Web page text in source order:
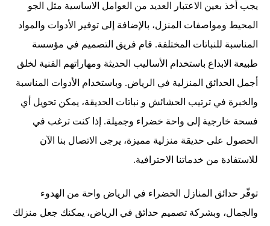
يجب أخذ بعين الاعتبار العديد من العوامل الاساسية مثل الجو
المحيط ومواصفات المنزل، بالإضافة إلى توفير الأدوات والمواد
المناسبة للنباتات المختلفة. قام فريق التصميم في مؤسسة
طبيعة الابداع باستخدام الأساليب الحديثة ومهاراتهم الفنية لخلق
أجمل الحدائق المنزلية في الرياض. وباستخدام الأدوات المناسبة
والخبرة في ترتيب الحشائش و نباتات الحديقة، يمكن تحويل أي
فسحة خارجية إلى واحة خضراء وجميلة. إذا كنت ترغب في
الحصول على حديقة منزلية مميزة، يرجى الاتصال بنا الآن
للاستفادة من خدماتنا الاحترافية.
توفّر حدائق المنازل الخضراء في الرياض واحة من الهدوء
والجمال، وبشركة تصميم حدائق في الرياض، يمكنك جعل منزلك